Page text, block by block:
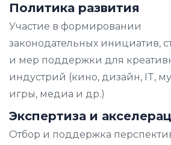
Политика развития
Участие в формировании
законодательных инициатив,
и мер поддержки для
индустрий (кино, дизайн, IT,
игры, медиа и др.)
Экспертиза и
Отбор и поддержка